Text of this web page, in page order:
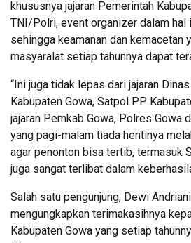
khususnya jajaran Pemerintah
TNI/Polri, event organizer dalam hal
sehingga keamanan dan kemacetan
masyaralat setiap tahunnya dapat
“Ini juga tidak lepas dari jajaran
Kabupaten Gowa, Satpol PP
jajaran Pemkab Gowa, Polres Gowa
yang pagi-malam tiada hentinya
agar penonton bisa tertib, termasuk
juga sangat terlibat dalam
Salah satu pengunjung, Dewi
mengungkapkan terimakasihnya
Kabupaten Gowa yang setiap